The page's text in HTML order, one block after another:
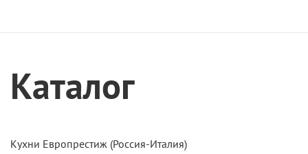
Каталог
Кухни Европрестиж (Россия-Италия)